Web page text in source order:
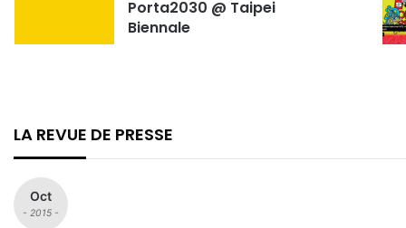
Porta2030 @ Taipei
Biennale
LA REVUE DE PRESSE
Oct
- 2015 -